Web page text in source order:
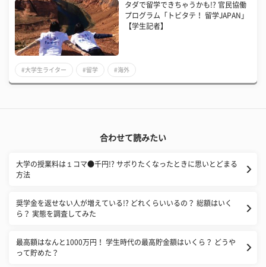
タダで留学できちゃうかも!? 官民協働
プログラム「トビタテ！ 留学JAPAN」
【学生記者】
#大学生ライター #留学 #海外
合わせて読みたい
大学の授業料は１コマ●千円!? サボりたくなったときに思いとどまる
方法
奨学金を返せない人が増えている!? どれくらいいるの？ 総額はいく
ら？ 実態を調査してみた
最高額はなんと1000万円！ 学生時代の最高貯金額はいくら？ どうや
って貯めた？